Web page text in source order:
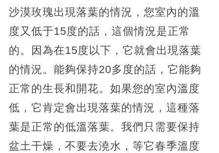
沙漠玫瑰出現落葉的情況，您室內的溫
度又低于15度的話，這個情況是正常
的。因為在15度以下，它就會出現落葉
的情況。能夠保持20多度的話，它能夠
正常的生長和開花。如果您的室內溫度
低，它肯定會出現落葉的情況，這種落
葉是正常的低溫落葉。我們只需要保持
盆土干燥，不要去澆水，等它春季溫度